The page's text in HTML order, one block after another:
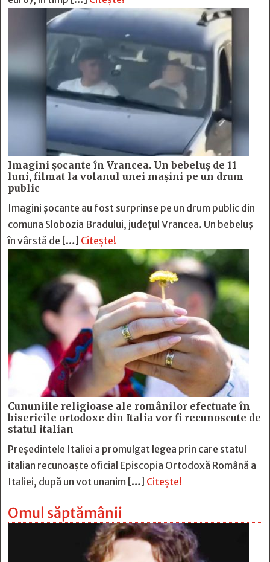
Imagini șocante în Vrancea. Un bebeluș de 11
luni, filmat la volanul unei mașini pe un drum
public
Imagini șocante au fost surprinse pe un drum public din
comuna Slobozia Bradului, județul Vrancea. Un bebeluș
în vârstă de […] Citește!
Cununiile religioase ale românilor efectuate în
bisericile ortodoxe din Italia vor fi recunoscute de
statul italian
Președintele Italiei a promulgat legea prin care statul
italian recunoaște oficial Episcopia Ortodoxă Română a
Italiei, după un vot unanim […] Citește!
Omul săptămânii